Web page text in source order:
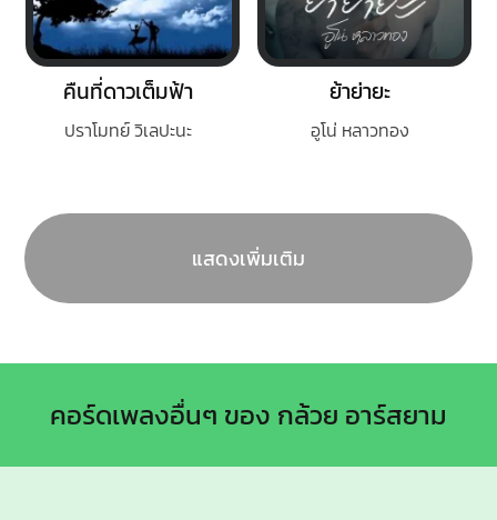
คืนที่ดาวเต็มฟ้า
ปราโมทย์ วิเลปะนะ
ย้าย่ายะ
อูโน่ หลาวทอง
แสดงเพิ่มเติม
คอร์ดเพลงอื่นๆ ของ กล้วย อาร์สยาม